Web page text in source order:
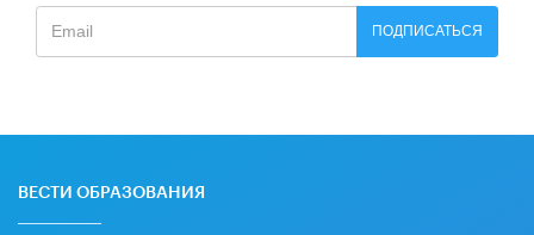
ПОДПИСАТЬСЯ
ВЕСТИ ОБРАЗОВАНИЯ